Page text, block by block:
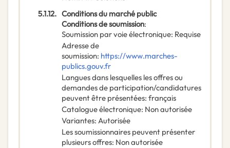
5.1.12. Conditions du marché public
Conditions de soumission:
Soumission par voie électronique: Requise
Adresse de
soumission: https://www.marches-
publics.gouv.fr
Langues dans lesquelles les offres ou
demandes de participation/candidatures
peuvent être présentées: français
Catalogue électronique: Non autorisée
Variantes: Autorisée
Les soumissionnaires peuvent présenter
plusieurs offres: Non autorisée